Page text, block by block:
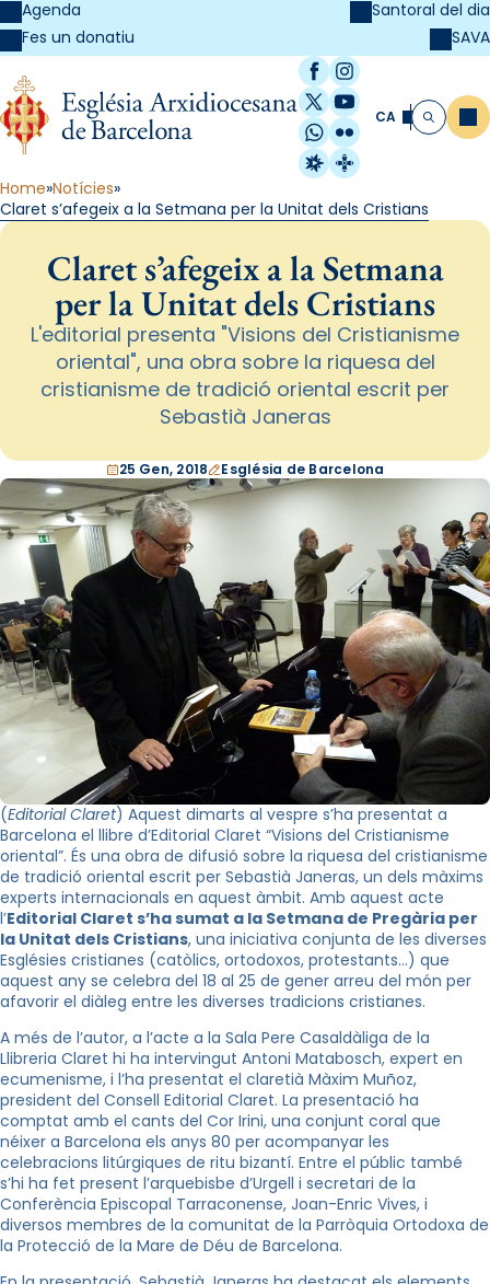
Agenda
Fes un donatiu
Santoral del dia
SAVA
Facebook
Instagram
X / Twitter
YouTube
WhatsApp
Flickr
Radio Estel
Catalunya
CA Cerca
Home Notícies
Claret s’afegeix a la Setmana per la Unitat dels Cristians
Claret s’afegeix a la Setmana
per la Unitat dels Cristians
L'editorial presenta "Visions del Cristianisme
oriental", una obra sobre la riquesa del
cristianisme de tradició oriental escrit per
Sebastià Janeras
25 Gen, 2018 Església de Barcelona
(Editorial Claret) Aquest dimarts al vespre s’ha presentat a
Barcelona el llibre d’Editorial Claret “Visions del Cristianisme
oriental”. És una obra de difusió sobre la riquesa del cristianisme
de tradició oriental escrit per Sebastià Janeras, un dels màxims
experts internacionals en aquest àmbit. Amb aquest acte
l’Editorial Claret s’ha sumat a la Setmana de Pregària per
la Unitat dels Cristians, una iniciativa conjunta de les diverses
Esglésies cristianes (catòlics, ortodoxos, protestants…) que
aquest any se celebra del 18 al 25 de gener arreu del món per
afavorir el diàleg entre les diverses tradicions cristianes.
A més de l’autor, a l’acte a la Sala Pere Casaldàliga de la
Llibreria Claret hi ha intervingut Antoni Matabosch, expert en
ecumenisme, i l’ha presentat el claretià Màxim Muñoz,
president del Consell Editorial Claret. La presentació ha
comptat amb el cants del Cor Irini, una conjunt coral que
néixer a Barcelona els anys 80 per acompanyar les
celebracions litúrgiques de ritu bizantí. Entre el públic també
s’hi ha fet present l’arquebisbe d’Urgell i secretari de la
Conferència Episcopal Tarraconense, Joan-Enric Vives, i
diversos membres de la comunitat de la Parròquia Ortodoxa de
la Protecció de la Mare de Déu de Barcelona.